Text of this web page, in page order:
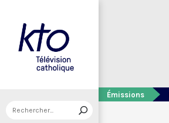
Émissions